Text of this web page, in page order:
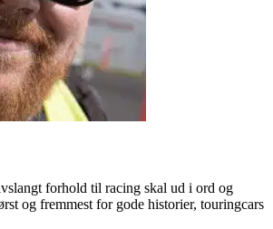
forhold til racing skal ud i ord og
og fremmest for gode historier, touringcars